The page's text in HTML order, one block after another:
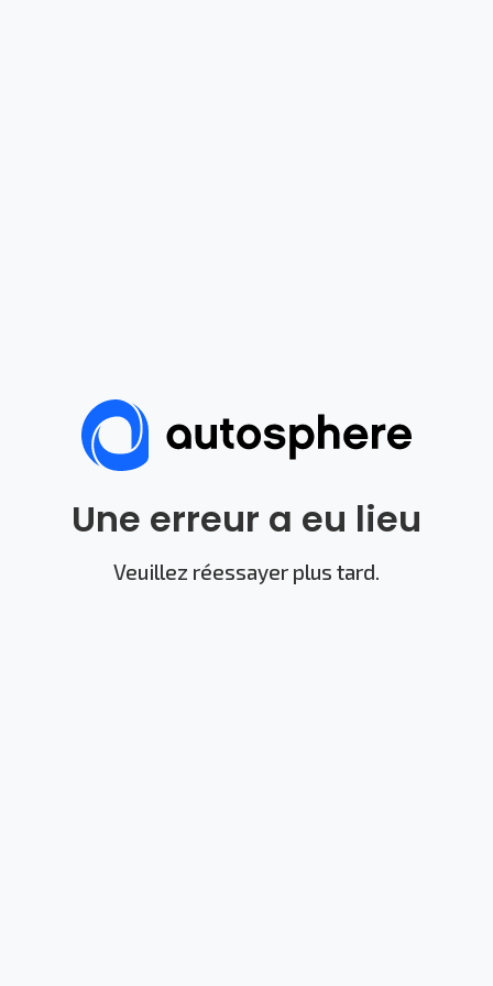
Une erreur a eu lieu
Veuillez réessayer plus tard.